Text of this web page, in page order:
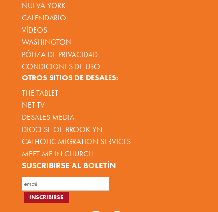
NUEVA YORK
CALENDARIO
VÍDEOS
WASHINGTON
PÓLIZA DE PRIVACIDAD
CONDICIONES DE USO
OTROS SITIOS DE DESALES:
THE TABLET
NET TV
DESALES MEDIA
DIOCESE OF BROOKLYN
CATHOLIC MIGRATION SERVICES
MEET ME IN CHURCH
SUSCRIBIRSE AL BOLETÍN